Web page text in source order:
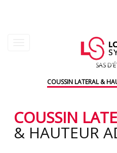
menu
SAS
COUSSIN LATERAL &
COUSSIN
& HAUTEUR